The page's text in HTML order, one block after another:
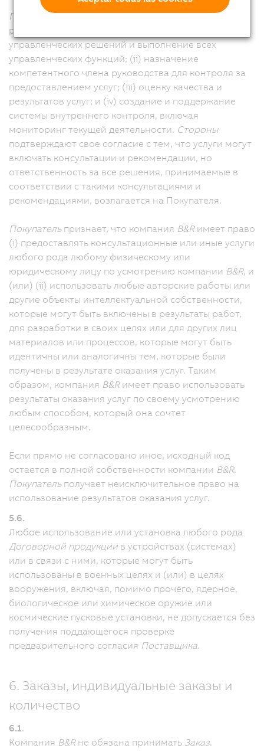
Покупательнесет единоличную ответственность за
реализацию следующих мер: (i) принятие всех
управленческих решений и выполнение всех
управленческих функций; (ii) назначение
компетентного члена руководства для контроля за
предоставлением услуг; (iii) оценку качества и
результатов услуг; и (iv) создание и поддержание
системы внутреннего контроля, включая
мониторинг текущей деятельности. Стороны
подтверждают свое согласие с тем, что услуги могут
включать консультации и рекомендации, но
ответственность за все решения, принимаемые в
соответствии с такими консультациями и
рекомендациями, возлагается на Покупателя.
Покупательпризнает, что компания B&Rимеет право
(i) предоставлять консультационные или иные услуги
любого рода любому физическому или
юридическому лицу по усмотрению компании B&R, и
(или) (ii) использовать любые авторские работы или
другие объекты интеллектуальной собственности,
которые могут быть включены в результаты работ,
для разработки в своих целях или для других лиц
материалов или процессов, которые могут быть
идентичны или аналогичны тем, которые были
получены в результате оказания услуг. Таким
образом, компания B&Rимеет право использовать
результаты оказания услуг по своему усмотрению
любым способом, который она сочтет
целесообразным.
Если прямо не согласовано иное, исходный код
остается в полной собственности компании B&R.
Покупательполучает неисключительное право на
использование результатов оказания услуг.
5.6.
Любое использование или установка любого рода
Договорной продукции в устройствах (системах)
или в связи с ними, которые могут быть
использованы в военных целях и (или) в целях
вооружения, включая, помимо прочего, ядерное,
биологическое или химическое оружие или
космические пусковые установки, не допускается без
получения поддающегося проверке
предварительного согласия Поставщика.
6. Заказы, индивидуальные заказы и
количество
6.1.
Компания B&Rне обязана принимать Заказ.